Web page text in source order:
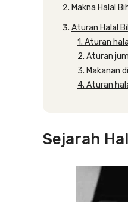
Makna Halal
Aturan Halal
1. Aturan
2. Aturan
3. Makanan
4. Aturan
Sejarah